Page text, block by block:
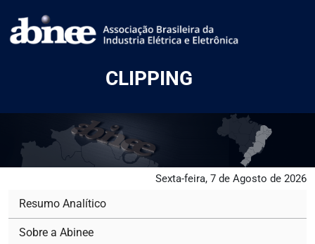
CLIPPING
Sexta-feira, 7 de Agosto de 2026
Resumo Analítico
Sobre a Abinee